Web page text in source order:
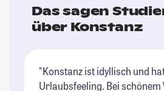
Das sagen
über Konstanz
"Konstanz ist idyllisch und
Urlaubsfeeling. Bei